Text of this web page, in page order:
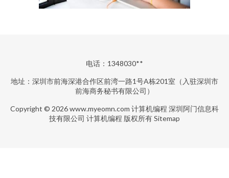
电话：1348030**
地址：深圳市前海深港合作区前湾一路1号A栋201室（入驻深圳市
前海商务秘书有限公司）
Copyright © 2026www.myeomn.com 计算机编程 深圳阿门信息科
技有限公司 计算机编程 版权所有Sitemap